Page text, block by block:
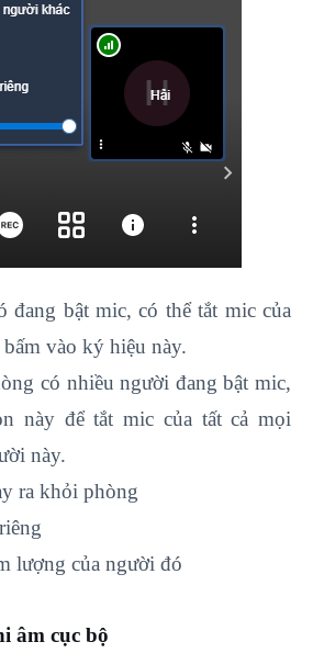
đang bật mic, có thể tắt mic của
vào ký hiệu này.
có nhiều người đang bật mic,
này để tắt mic của tất cả mọi
này.
ra khỏi phòng
lượng của người đó
âm cục bộ